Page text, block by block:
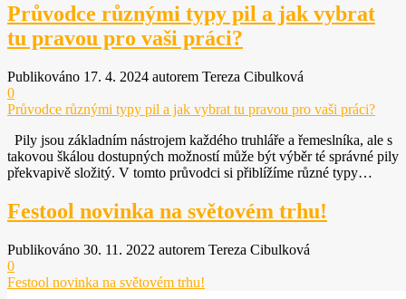
Průvodce různými typy pil a jak vybrat
tu pravou pro vaši práci?
Publikováno 17. 4. 2024 autorem Tereza Cibulková
0
Průvodce různými typy pil a jak vybrat tu pravou pro vaši práci?
Pily jsou základním nástrojem každého truhláře a řemeslníka, ale s
takovou škálou dostupných možností může být výběr té správné pily
překvapivě složitý. V tomto průvodci si přiblížíme různé typy…
Festool novinka na světovém trhu!
Publikováno 30. 11. 2022 autorem Tereza Cibulková
0
Festool novinka na světovém trhu!